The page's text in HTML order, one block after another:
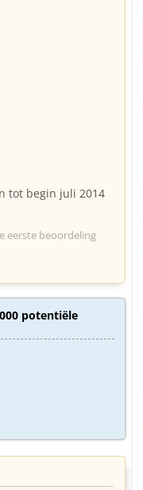
tot begin juli 2014
eerste beoordeling
potentiële